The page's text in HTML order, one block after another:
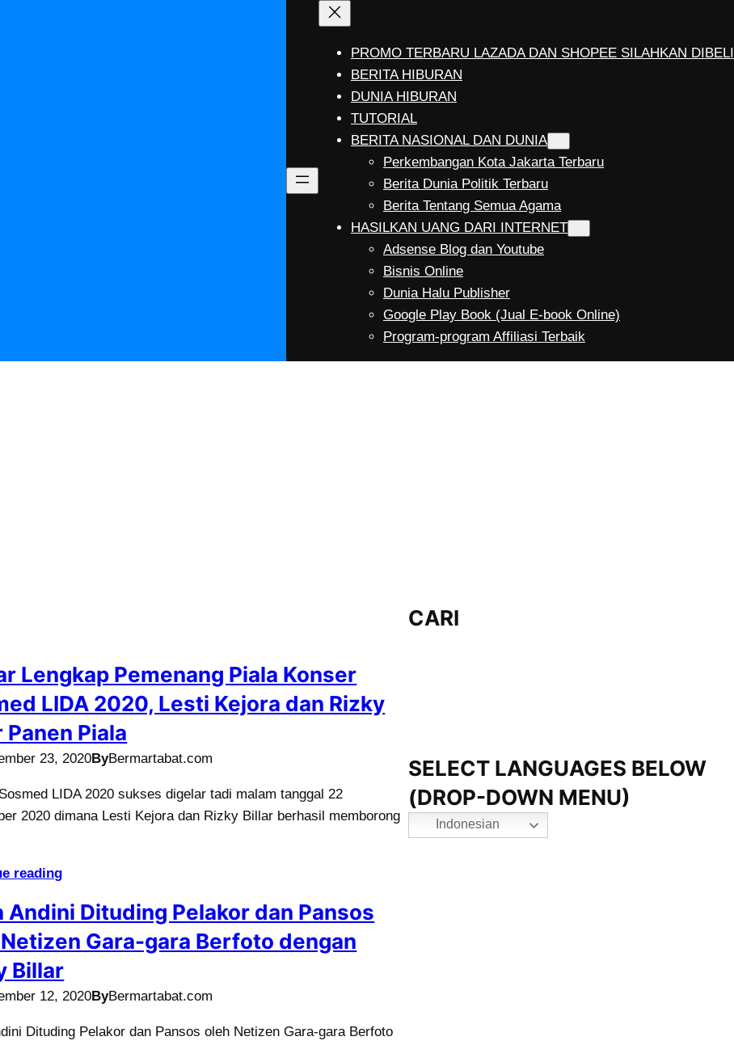
PROMO TERBARU LAZADA DAN SHOPEE SILAHKAN DIBELI
BERITA HIBURAN
DUNIA HIBURAN
TUTORIAL
BERITA NASIONAL DAN DUNIA
Perkembangan Kota Jakarta Terbaru
Berita Dunia Politik Terbaru
Berita Tentang Semua Agama
HASILKAN UANG DARI INTERNET
Adsense Blog dan Youtube
Bisnis Online
Dunia Halu Publisher
Google Play Book (Jual E-book Online)
Program-program Affiliasi Terbaik
Lengkap Pemenang Piala Konser
LIDA 2020, Lesti Kejora dan Rizky
Panen Piala
23, 2020ByBermartabat.com
LIDA 2020 sukses digelar tadi malam tanggal 22
2020 dimana Lesti Kejora dan Rizky Billar berhasil memborong
reading
Andini Dituding Pelakor dan Pansos
Gara-gara Berfoto dengan
Billar
12, 2020ByBermartabat.com
Dituding Pelakor dan Pansos oleh Netizen Gara-gara Berfoto
CARI
SELECT LANGUAGES BELOW
(DROP-DOWN MENU)
Indonesian